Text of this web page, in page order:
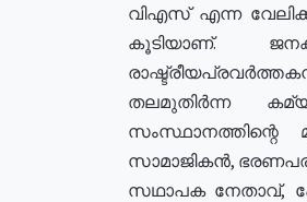
വിഎസ് എന്ന
കൂടിയാണ്.
തലമുതിർന്ന
സംസ്ഥാനത്തിന്റെ
സാമാജികൻ,
സഥാപക നേതാവ്,